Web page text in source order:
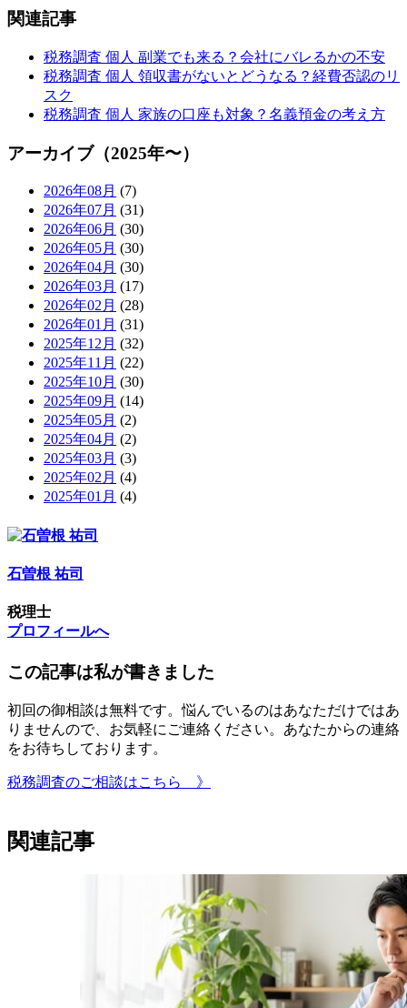
関連記事
税務調査 個人 副業でも来る？会社にバレるかの不安
税務調査 個人 領収書がないとどうなる？経費否認のリ
スク
税務調査 個人 家族の口座も対象？名義預金の考え方
アーカイブ（2025年〜）
2026年08月 (7)
2026年07月 (31)
2026年06月 (30)
2026年05月 (30)
2026年04月 (30)
2026年03月 (17)
2026年02月 (28)
2026年01月 (31)
2025年12月 (32)
2025年11月 (22)
2025年10月 (30)
2025年09月 (14)
2025年05月 (2)
2025年04月 (2)
2025年03月 (3)
2025年02月 (4)
2025年01月 (4)
石曽根 祐司
税理士
プロフィールへ
この記事は私が書きました
初回の御相談は無料です。悩んでいるのはあなただけではあ
りませんので、お気軽にご連絡ください。あなたからの連絡
をお待ちしております。
税務調査のご相談はこちら 》
関連記事